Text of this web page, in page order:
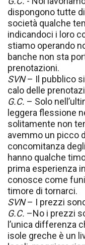
dispongono tutte
società qualche
indicandoci i loro
stiamo operando
banche non sta
prenotazioni.
SVN– Il pubblico si
calo delle
G.C. – Solo
leggera flessione
solitamente non
avemmo un picco
concomitanza
hanno qualche
prima esperienza
conosce come
timore di tornarci.
SVN– I prezzi
G.C. –No i prezzi
l’unica differenza
isole greche è un